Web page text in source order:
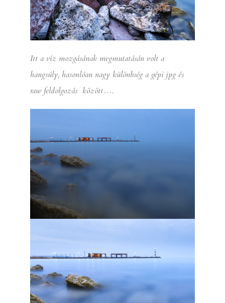
Itt a víz mozgásának megmutatásán volt a
hangsúly, hasonlóan nagy különbség a gépi jpg és
raw feldolgozás között….